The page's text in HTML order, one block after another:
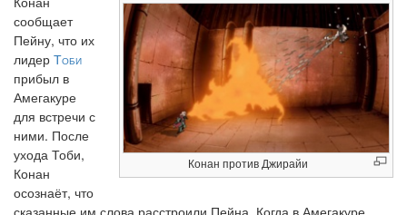
Конан против Джирайи
сообщает
Пейну, что их
лидер Тоби
прибыл в
Амегакуре
для встречи с
ними. После
ухода Тоби,
Конан
осознаёт, что
сказанные им слова расстроили Пейна. Когда в Амегакуре